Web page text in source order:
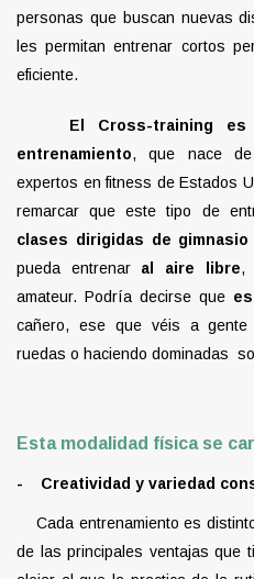
personas que buscan nuevas
les permitan entrenar cortos
eficiente.
El Cross-training es
entrenamiento, que nace
expertos en fitness de Estados
remarcar que este tipo de
clases dirigidas de gimnasio
pueda entrenar al aire libre,
amateur. Podría decirse que
cañero, ese que véis a gente
ruedas o haciendo dominadas
Esta modalidad física se
- Creatividad y variedad
Cada entrenamiento es
de las principales ventajas que